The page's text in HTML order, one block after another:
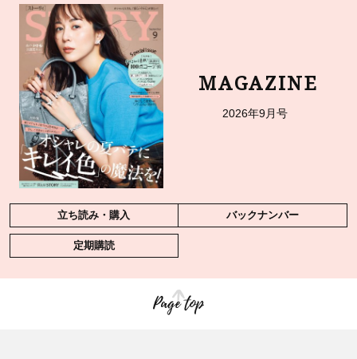
MAGAZINE
2026年9月号
立ち読み・購入 バックナンバー
定期購読
Page top